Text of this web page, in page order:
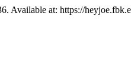
Available at: https://